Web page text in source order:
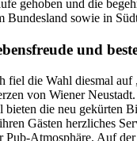
gehoben und die
Bundesland sowie in
und
fiel die Wahl diesmal auf
von Wiener
bieten die neu gekürten
Gästen herzliches
Pub-Atmosphäre. Auf